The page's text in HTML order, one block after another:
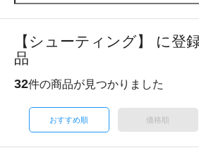
【シューティング】 に登
品
32件の商品が見つかりました
おすすめ順 価格順